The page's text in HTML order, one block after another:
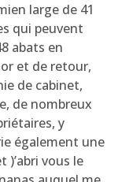
large de 41
qui peuvent
abats en
et de retour,
de cabinet,
de nombreux
y
également une
)’abri vous le